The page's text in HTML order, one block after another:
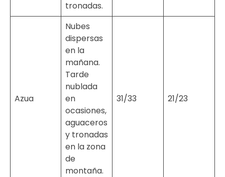
tronadas.
Azua
Nubes
dispersas
en la
mañana.
Tarde
nublada
en
ocasiones,
aguaceros
y tronadas
en la zona
de
montaña.
31/33 21/23